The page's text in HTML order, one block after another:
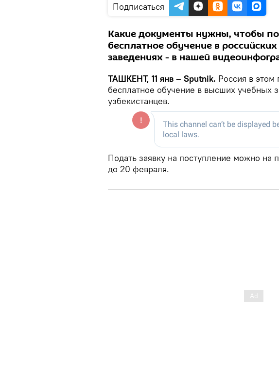
Подписаться
Какие документы нужны, чтобы
бесплатное обучение в
заведениях - в нашей
ТАШКЕНТ, 11 янв – Sputnik. Россия в этом
бесплатное обучение в высших учебных
узбекистанцев.
Подать заявку на поступление можно на
до 20 февраля.